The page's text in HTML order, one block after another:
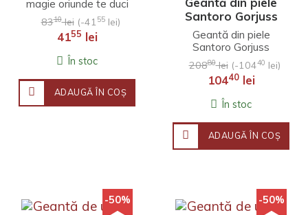
magie oriunde te duci
cu aceste
incantatoare genti
Butterfly. Cu o paleta
vesela de ..
8310lei (-41 55lei)
4155 lei
În stoc
ADAUGĂ ÎN COŞ
Santoro Gorjuss
Whatever the
Weather - Ray of
Geantă din piele
Santoro Gorjuss
pentru domnișoare
mici, cu un singur
compartiment,
închidere cu fer..
20880lei (-10440 lei)
10440lei
În stoc
ADAUGĂ ÎN COŞ
-50% -50%